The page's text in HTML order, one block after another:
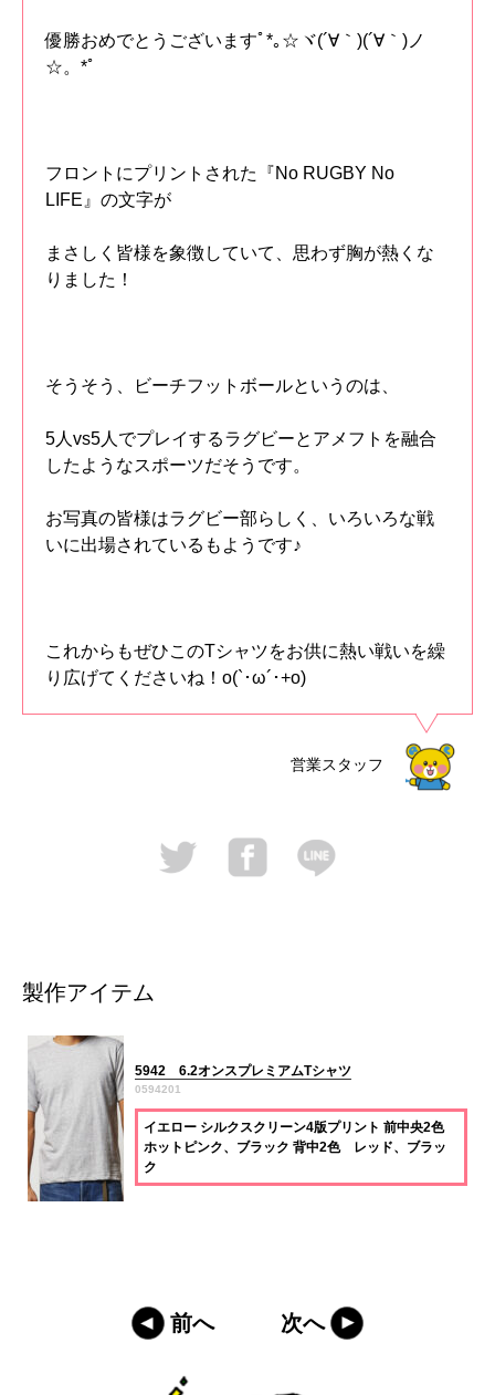
優勝おめでとうございますﾟ*｡☆ヾ(´∀｀)(´∀｀)ノ
☆。*ﾟ
フロントにプリントされた『No RUGBY No
LIFE』の文字が
まさしく皆様を象徴していて、思わず胸が熱くな
りました！
そうそう、ビーチフットボールというのは、
5人vs5人でプレイするラグビーとアメフトを融合
したようなスポーツだそうです。
お写真の皆様はラグビー部らしく、いろいろな戦
いに出場されているもようです♪
これからもぜひこのTシャツをお供に熱い戦いを繰
り広げてくださいね！o(`･ω´･+o)
営業スタッフ
製作アイテム
5942 6.2オンスプレミアムTシャツ
0594201
イエロー シルクスクリーン4版プリント 前中央2色
ホットピンク、ブラック 背中2色 レッド、ブラッ
ク
前へ 次へ